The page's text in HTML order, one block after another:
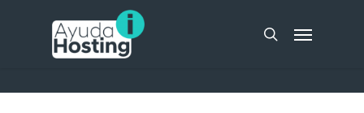
search
Menu